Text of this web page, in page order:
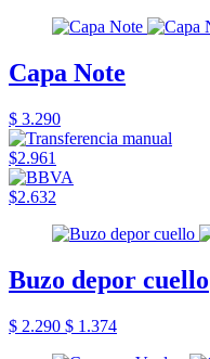
Capa Note
$ 3.290
$2.961
$2.632
Buzo depor cuello
$ 2.290 $ 1.374